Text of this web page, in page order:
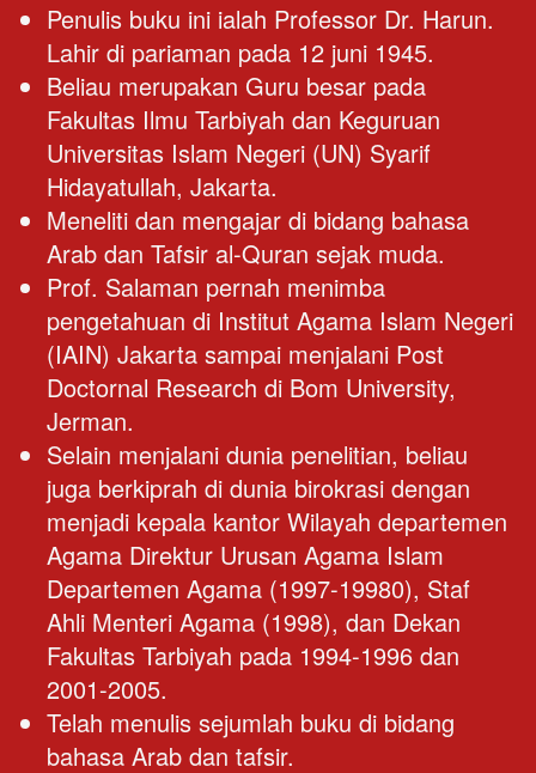
Penulis buku ini ialah Professor Dr. Harun.
Lahir di pariaman pada 12 juni 1945.
Beliau merupakan Guru besar pada
Fakultas Ilmu Tarbiyah dan Keguruan
Universitas Islam Negeri (UN) Syarif
Hidayatullah, Jakarta.
Meneliti dan mengajar di bidang bahasa
Arab dan Tafsir al-Quran sejak muda.
Prof. Salaman pernah menimba
pengetahuan di Institut Agama Islam Negeri
(IAIN) Jakarta sampai menjalani Post
Doctornal Research di Bom University,
Jerman.
Selain menjalani dunia penelitian, beliau
juga berkiprah di dunia birokrasi dengan
menjadi kepala kantor Wilayah departemen
Agama Direktur Urusan Agama Islam
Departemen Agama (1997-19980), Staf
Ahli Menteri Agama (1998), dan Dekan
Fakultas Tarbiyah pada 1994-1996 dan
2001-2005.
Telah menulis sejumlah buku di bidang
bahasa Arab dan tafsir.